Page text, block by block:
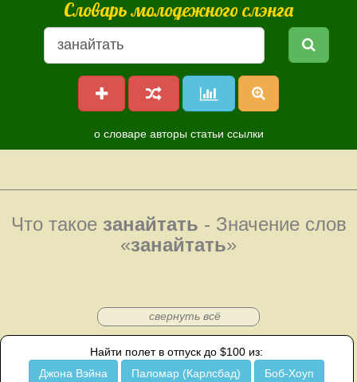
Словарь молодежного слэнга
о словаре авторы статьи ссылки
Что такое занайтать - Значение слов
«занайтать»
свернуть всё
Найти полет в отпуск до $100 из:
Джона Вэйна
Паломар (Карлсбад) Боб-Хоуп